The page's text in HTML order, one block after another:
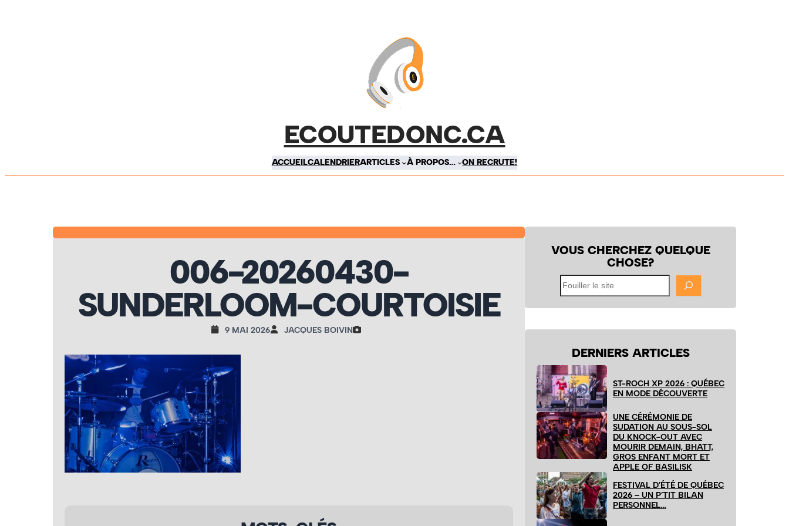
ECOUTEDONC.CA
ACCUEILCALENDRIERARTICLES À PROPOS… ON RECRUTE!
006-20260430-
SUNDERLOOM-COURTOISIE
9 MAI 2026 JACQUES BOIVIN
VOUS CHERCHEZ QUELQUE
CHOSE?
Fouiller
le
site
DERNIERS ARTICLES
ST-ROCH XP 2026 : QUÉBEC
EN MODE DÉCOUVERTE
UNE CÉRÉMONIE DE
SUDATION AU SOUS-SOL
DU KNOCK-OUT AVEC
MOURIR DEMAIN, BHATT,
GROS ENFANT MORT ET
APPLE OF BASILISK
FESTIVAL D’ÉTÉ DE QUÉBEC
2026 – UN P’TIT BILAN
PERSONNEL…